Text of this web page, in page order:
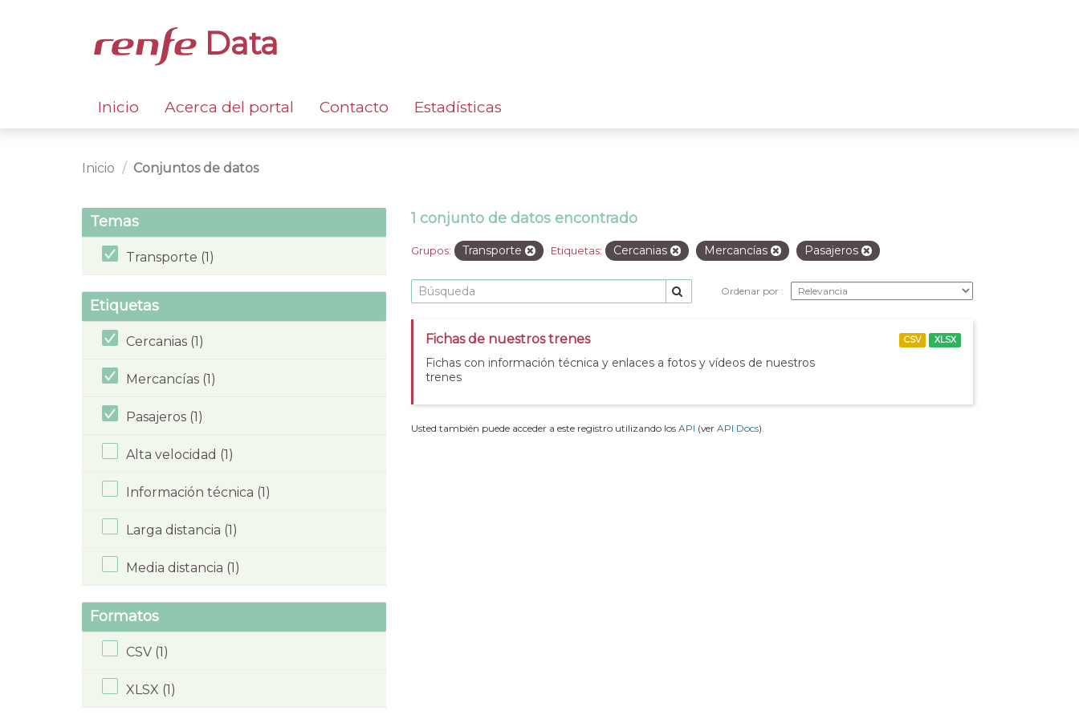
Data
Inicio Acerca del portal Contacto Estadísticas
Inicio Conjuntos de datos
Temas
Transporte (1)
Etiquetas
Cercanias (1)
Mercancías (1)
Pasajeros (1)
Alta velocidad (1)
Información técnica (1)
Larga distancia (1)
Media distancia (1)
Formatos
CSV (1)
XLSX (1)
1 conjunto de datos encontrado
Grupos: Transporte Etiquetas: Cercanias Mercancías Pasajeros
Ordenar por
Fichas de nuestros trenes
Fichas con información técnica y enlaces a fotos y vídeos de nuestros
trenes
CSV XLSX
Usted también puede acceder a este registro utilizando los API (ver API Docs).